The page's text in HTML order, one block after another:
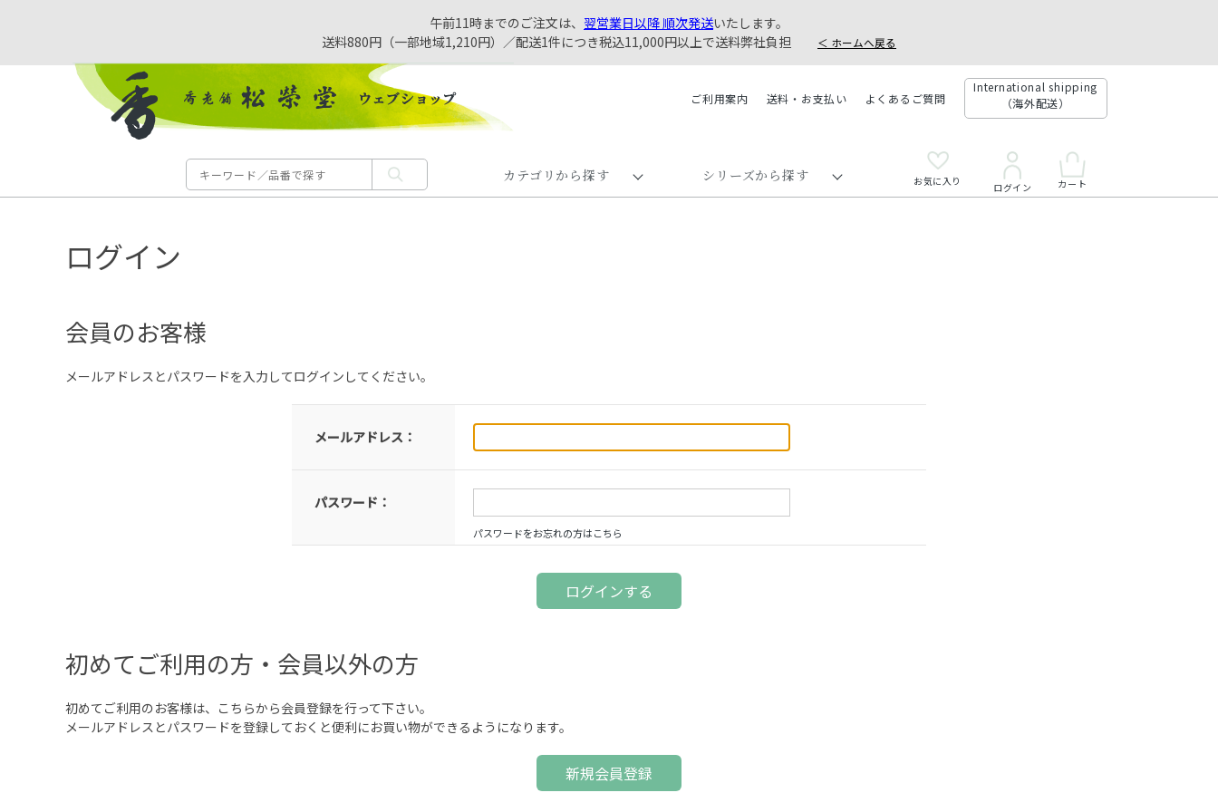
午前11時までのご注文は、 翌営業日以降 順次発送いたします。
送料880円（一部地域1,210円）／配送1件につき税込11,000円以上で送料弊社負担
＜ ホームへ戻る
ご利用案内 送料・お支払い よくあるご質問
International shipping
（海外配送）
カテゴリから探す シリーズから探す お気に入り ログイン カート
ログイン
会員のお客様
メールアドレスとパスワードを入力してログインしてください。
メールアドレス：
パスワード：
パスワードをお忘れの方はこちら
初めてご利用の方・会員以外の方
初めてご利用のお客様は、こちらから会員登録を行って下さい。
メールアドレスとパスワードを登録しておくと便利にお買い物ができるようになります。